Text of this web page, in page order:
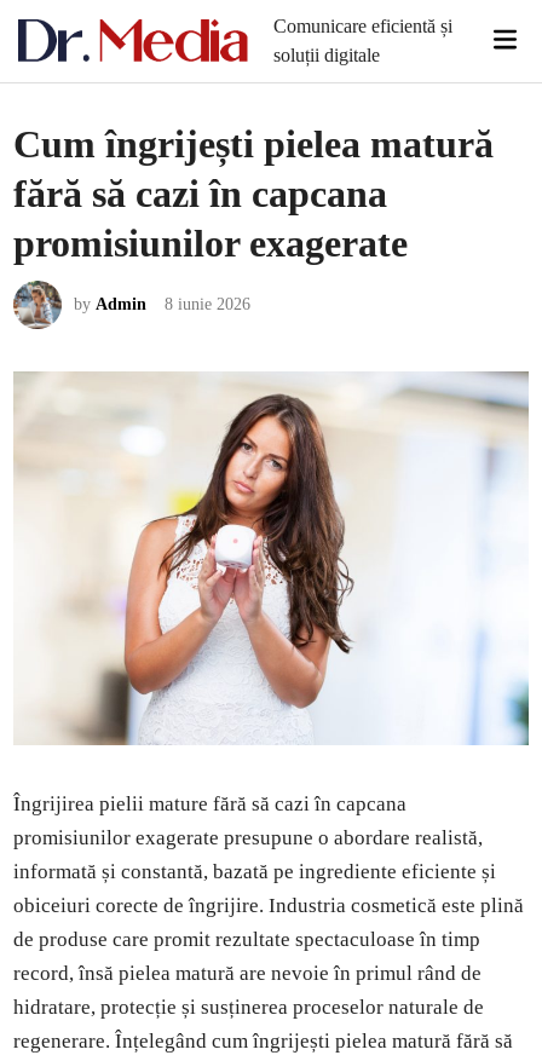
Comunicare eficientă și
soluții digitale
Cum îngrijești pielea matură
fără să cazi în capcana
promisiunilor exagerate
byAdmin 8 iunie 2026
Îngrijirea pielii mature fără să cazi în capcana
promisiunilor exagerate presupune o abordare realistă,
informată și constantă, bazată pe ingrediente eficiente și
obiceiuri corecte de îngrijire. Industria cosmetică este plină
de produse care promit rezultate spectaculoase în timp
record, însă pielea matură are nevoie în primul rând de
hidratare, protecție și susținerea proceselor naturale de
regenerare. Înțelegând cum îngrijești pielea matură fără să